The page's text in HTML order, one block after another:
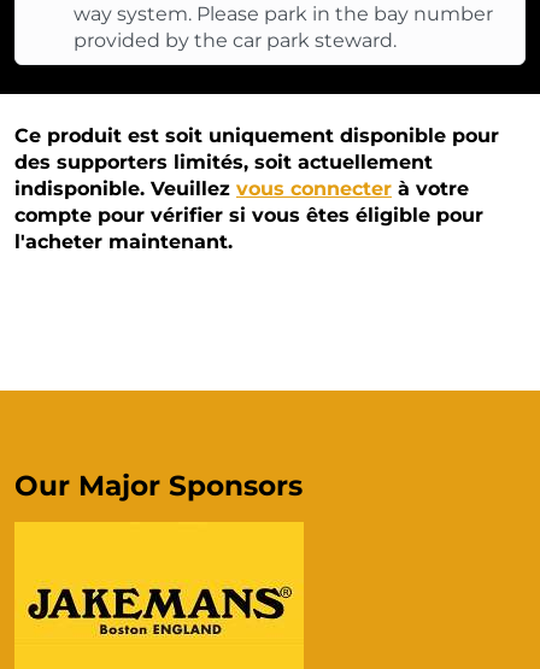
way system. Please park in the bay number
provided by the car park steward.
Ce produit est soit uniquement disponible pour
des supporters limités, soit actuellement
indisponible. Veuillez vous connecter à votre
compte pour vérifier si vous êtes éligible pour
l'acheter maintenant.
Our Major Sponsors